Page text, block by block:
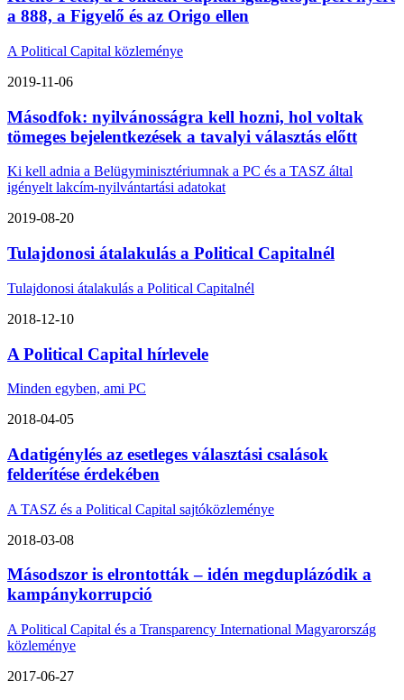
a 888, a Figyelő és az Origo ellen
A Political Capital közleménye
2019-11-06
Másodfok: nyilvánosságra kell hozni, hol voltak
tömeges bejelentkezések a tavalyi választás előtt
Ki kell adnia a Belügyminisztériumnak a PC és a TASZ által
igényelt lakcím-nyilvántartási adatokat
2019-08-20
Tulajdonosi átalakulás a Political Capitalnél
Tulajdonosi átalakulás a Political Capitalnél
2018-12-10
A Political Capital hírlevele
Minden egyben, ami PC
2018-04-05
Adatigénylés az esetleges választási csalások
felderítése érdekében
A TASZ és a Political Capital sajtóközleménye
2018-03-08
Másodszor is elrontották – idén megduplázódik a
kampánykorrupció
A Political Capital és a Transparency International Magyarország
közleménye
2017-06-27